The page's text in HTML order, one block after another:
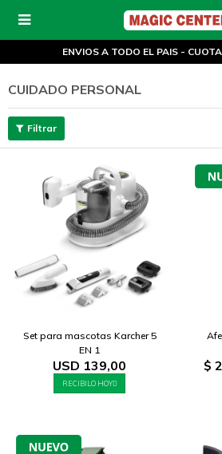

ENVIOS A TODO EL PAIS -
CUIDADO PERSONAL
Set para mascotas Karcher 5
EN 1
USD 139,00
RECIBILO HOY
$